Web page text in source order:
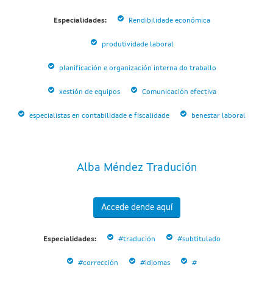
Especialidades: Rendibilidade económica
produtividade laboral
planificación e organización interna do traballo
xestión de equipos Comunicación efectiva
especialistas en contabilidade e fiscalidade benestar laboral
Alba Méndez Tradución
Accede dende aquí
Especialidades: #tradución #subtitulado
#corrección #idiomas #